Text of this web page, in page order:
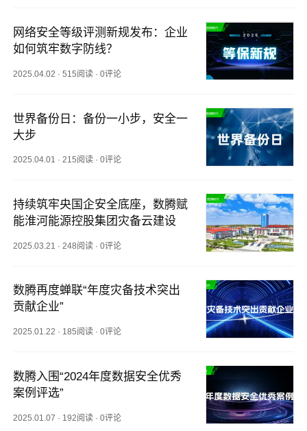
网络安全等级评测新规发布：企业
如何筑牢数字防线？
2025.04.02 ·515阅读 ·0评论
世界备份日：备份一小步，安全一
大步
2025.04.01 ·215阅读 ·0评论
持续筑牢央国企安全底座，数腾赋
能淮河能源控股集团灾备云建设
2025.03.21 · 248阅读 ·0评论
数腾再度蝉联“年度灾备技术突出
贡献企业”
2025.01.22 · 185阅读 ·0评论
数腾入围“2024年度数据安全优秀
案例评选”
2025.01.07 · 192阅读 ·0评论